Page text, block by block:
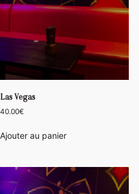
Las Vegas
40.00€
Ajouter au panier